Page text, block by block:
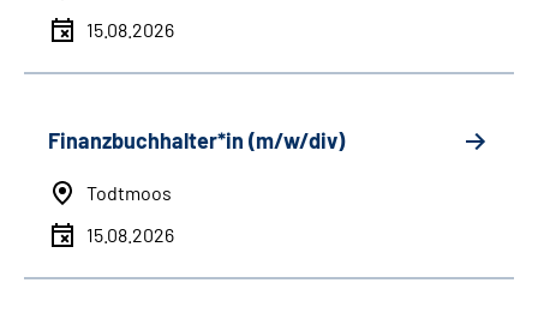
15.08.2026
Finanzbuchhalter*in (m/w/div)
Todtmoos
15.08.2026